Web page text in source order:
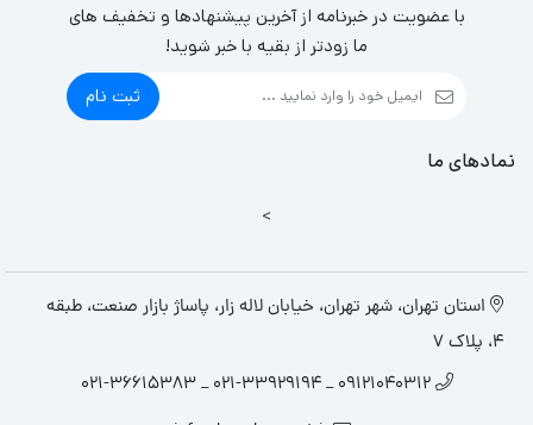
با عضویت در خبرنامه از آخرین پیشنهادها و تخفیف های
ما زودتر از بقیه با خبر شوید!
ثبت نام
نمادهای ما
>
استان تهران، شهر تهران، خیابان لاله زار، پاساژ بازار صنعت، طبقه
4، پلاک 7
09121040312 _ 021-33929194 _ 021-36615383